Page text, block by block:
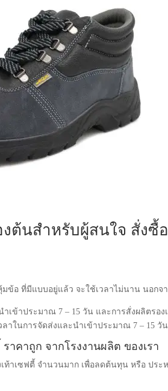
ต้นสำหรับผู้สนใจ สั่งซื้
มข้อ ที่มีแบบอยู่แล้ว จะใช้เวลาไม่นาน นอกจ
ำเข้าประมาณ 7 – 15 วัน และการสั่งผลิตรอ
าในการจัดส่งและนำเข้าประมาณ 7 – 15 วัน
าคาถูก จากโรงงานผลิต ของเรา
เท้าเซฟตี้ จำนวนมาก เพื่อลดต้นทุน หรือ ประ